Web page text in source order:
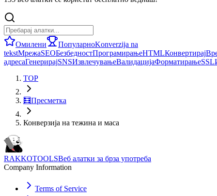
Омилени ПопуларноKonverzija na
tekstМрежаSEOБезбедностПрограмирањеHTMLКонвертирај
адресаГенерирајSNSИзвлечувањеВалидацијаФорматирањеSSL
TOP
🧮Пресметка
Конверзија на тежина и маса
RAKKOTOOLSВеб алатки за брза употреба
Company Information
Terms of Service